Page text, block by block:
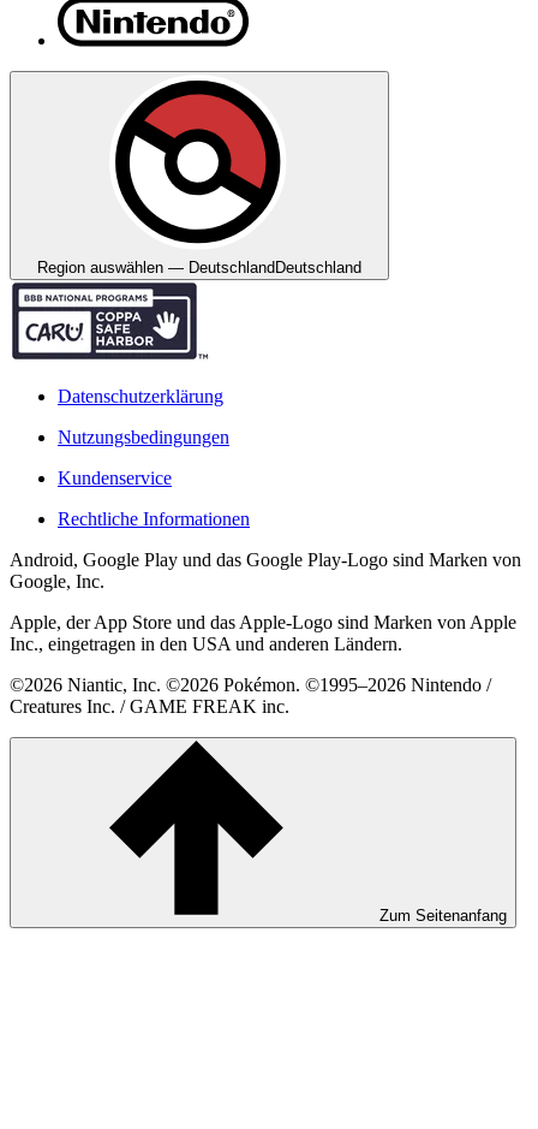
Region auswählen — Deutschland Deutschland
Datenschutzerklärung
Nutzungsbedingungen
Kundenservice
Rechtliche Informationen
Android, Google Play und das Google Play-Logo sind Marken von
Google, Inc.
Apple, der App Store und das Apple-Logo sind Marken von Apple
Inc., eingetragen in den USA und anderen Ländern.
©2026 Niantic, Inc. ©2026 Pokémon. ©1995–2026 Nintendo /
Creatures Inc. / GAME FREAK inc.
Zum Seitenanfang